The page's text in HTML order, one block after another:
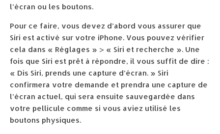
l’écran ou les boutons.
Pour ce faire, vous devez d’abord vous assurer que
Siri est activé sur votre iPhone. Vous pouvez vérifier
cela dans « Réglages » > « Siri et recherche ». Une
fois que Siri est prêt à répondre, il vous suffit de dire :
« Dis Siri, prends une capture d’écran. » Siri
confirmera votre demande et prendra une capture de
l’écran actuel, qui sera ensuite sauvegardée dans
votre pellicule comme si vous aviez utilisé les
boutons physiques.